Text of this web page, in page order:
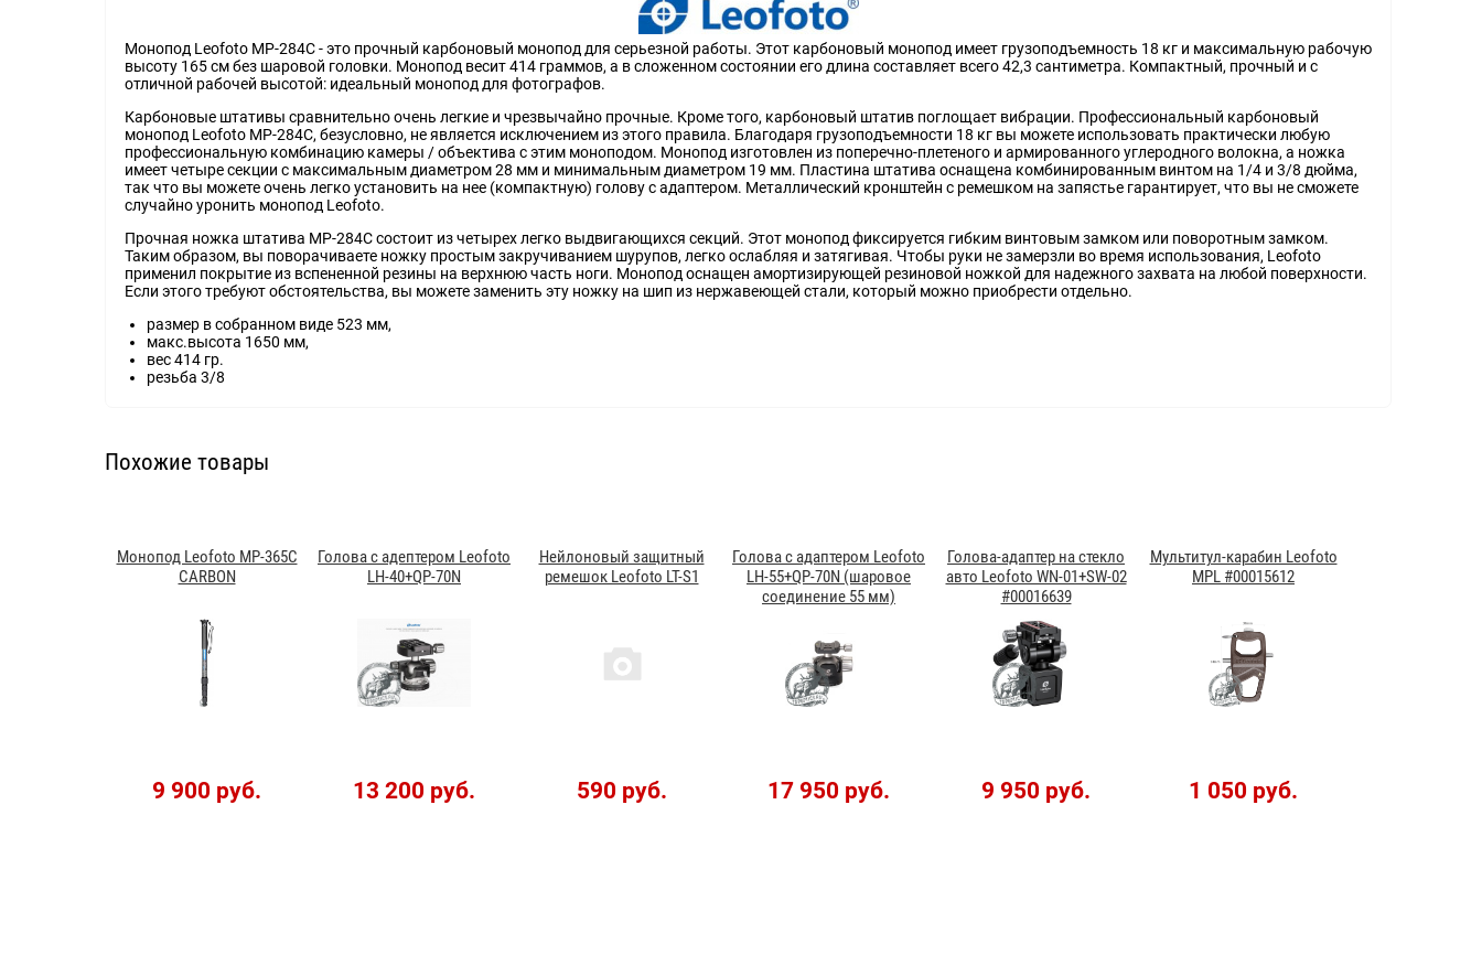
Монопод Leofoto MP-284C - это прочный карбоновый монопод для серьезной работы. Этот карбоновый монопод имеет грузоподъемность 18 кг и максимальную рабочую
высоту 165 см без шаровой головки. Монопод весит 414 граммов, а в сложенном состоянии его длина составляет всего 42,3 сантиметра. Компактный, прочный и с
отличной рабочей высотой: идеальный монопод для фотографов.
Карбоновые штативы сравнительно очень легкие и чрезвычайно прочные. Кроме того, карбоновый штатив поглощает вибрации. Профессиональный карбоновый
монопод Leofoto MP-284C, безусловно, не является исключением из этого правила. Благодаря грузоподъемности 18 кг вы можете использовать практически любую
профессиональную комбинацию камеры / объектива с этим моноподом. Монопод изготовлен из поперечно-плетеного и армированного углеродного волокна, а ножка
имеет четыре секции с максимальным диаметром 28 мм и минимальным диаметром 19 мм. Пластина штатива оснащена комбинированным винтом на 1/4 и 3/8 дюйма,
так что вы можете очень легко установить на нее (компактную) голову с адаптером. Металлический кронштейн с ремешком на запястье гарантирует, что вы не сможете
случайно уронить монопод Leofoto.
Прочная ножка штатива MP-284C состоит из четырех легко выдвигающихся секций. Этот монопод фиксируется гибким винтовым замком или поворотным замком.
Таким образом, вы поворачиваете ножку простым закручиванием шурупов, легко ослабляя и затягивая. Чтобы руки не замерзли во время использования, Leofoto
применил покрытие из вспененной резины на верхнюю часть ноги. Монопод оснащен амортизирующей резиновой ножкой для надежного захвата на любой поверхности.
Если этого требуют обстоятельства, вы можете заменить эту ножку на шип из нержавеющей стали, который можно приобрести отдельно.
размер в собранном виде 523 мм,
макс.высота 1650 мм,
вес 414 гр.
резьба 3/8
Похожие товары
Монопод Leofoto MP-365C
CARBON
9 900 руб.
Голова с адептером Leofoto
LH-40+QP-70N
13 200 руб.
Нейлоновый защитный
ремешок Leofoto LT-S1
590 руб.
Голова с адаптером Leofoto
LH-55+QP-70N (шаровое
соединение 55 мм)
17 950 руб.
Голова-адаптер на стекло
авто Leofoto WN-01+SW-02
#00016639
9 950 руб.
Мультитул-карабин Leofoto
MPL #00015612
1 050 руб.